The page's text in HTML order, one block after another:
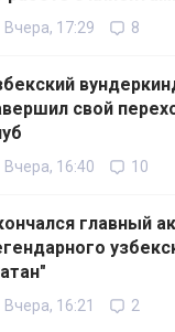
Вчера, 17:29 8
свой
Вчера, 16:40 10
главный
Вчера, 16:21 2